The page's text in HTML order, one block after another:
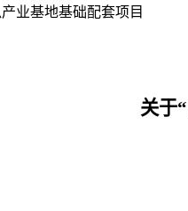
业基地基础配套项目
关于“